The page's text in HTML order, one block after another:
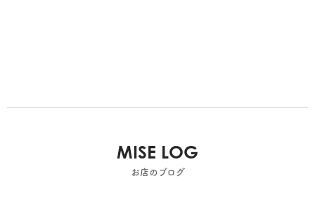
MISE LOG
お店のブログ